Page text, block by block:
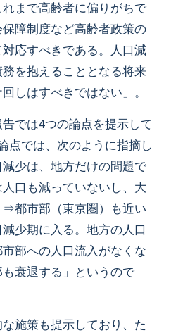
まで高齢者に偏りがちで
障制度など高齢者政策の
応すべきである。人口減
を抱えることとなる将来
しはすべきではない」。
では4つの論点を提示して
点では、次のように指摘し
少は、地方だけの問題で
口も減っていないし、大
⇒都市部（東京圏）も近い
少期に入る。地方の人口
部への人口流入がなくな
衰退する」というので
施策も提示しており、た